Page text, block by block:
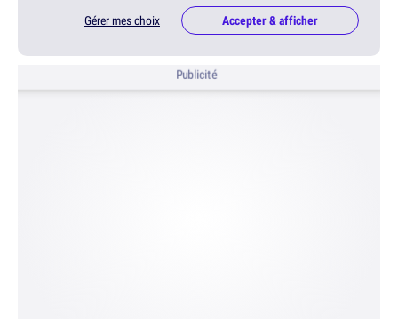
Gérer mes choix Accepter & afficher
Publicité